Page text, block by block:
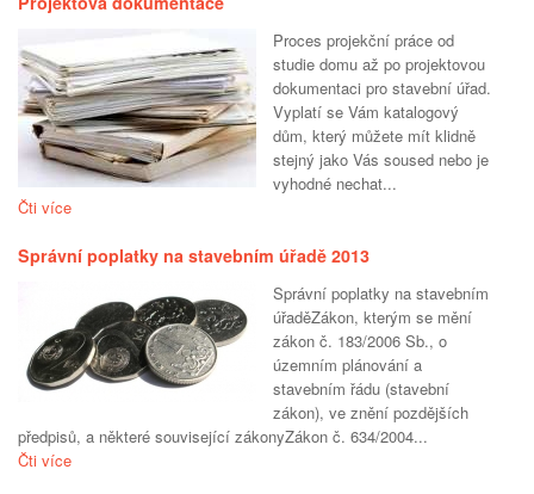
Proces projekční práce od
studie domu až po projektovou
dokumentaci pro stavební úřad.
Vyplatí se Vám katalogový
dům, který můžete mít klidně
stejný jako Vás soused nebo je
vyhodné nechat...
Čti více
Správní poplatky na stavebním úřadě 2013
Správní poplatky na stavebním
úřaděZákon, kterým se mění
zákon č. 183/2006 Sb., o
územním plánování a
stavebním řádu (stavební
zákon), ve znění pozdějších
předpisů, a některé související zákonyZákon č. 634/2004...
Čti více